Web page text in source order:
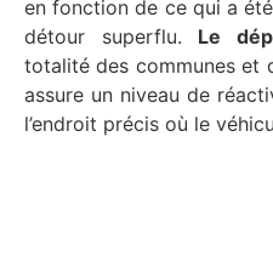
en fonction de ce qui a
détour superflu. Le
totalité des communes et
assure un niveau de
l’endroit précis où le